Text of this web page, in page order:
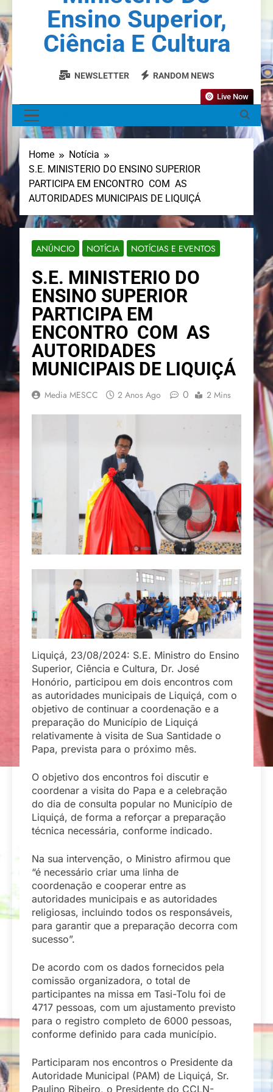
Ensino Superior,
Ciência E Cultura
NEWSLETTER RANDOM NEWS
Live Now
Home
Notícia
S.E. MINISTERIO DO ENSINO SUPERIOR
PARTICIPA EM ENCONTRO COM AS
AUTORIDADES MUNICIPAIS DE LIQUIÇÁ
ANÚNCIO NOTÍCIA NOTÍCIAS E EVENTOS
S.E. MINISTERIO DO
ENSINO SUPERIOR
PARTICIPA EM
ENCONTRO COM AS
AUTORIDADES
MUNICIPAIS DE LIQUIÇÁ
Media MESCC 2 Anos Ago 0 2 Mins
Liquiçá, 23/08/2024: S.E. Ministro do Ensino
Superior, Ciência e Cultura, Dr. José
Honório, participou em dois encontros com
as autoridades municipais de Liquiçá, com o
objetivo de continuar a coordenação e a
preparação do Município de Liquiçá
relativamente à visita de Sua Santidade o
Papa, prevista para o próximo mês.
O objetivo dos encontros foi discutir e
coordenar a visita do Papa e a celebração
do dia de consulta popular no Município de
Liquiçá, de forma a reforçar a preparação
técnica necessária, conforme indicado.
Na sua intervenção, o Ministro afirmou que
“é necessário criar uma linha de
coordenação e cooperar entre as
autoridades municipais e as autoridades
religiosas, incluindo todos os responsáveis,
para garantir que a preparação decorra com
sucesso”.
De acordo com os dados fornecidos pela
comissão organizadora, o total de
participantes na missa em Tasi-Tolu foi de
4717 pessoas, com um ajustamento previsto
para o registro completo de 6000 pessoas,
conforme definido para cada município.
Participaram nos encontros o Presidente da
Autoridade Municipal (PAM) de Liquiçá, Sr.
Paulino Ribeiro, o Presidente do CCLN-